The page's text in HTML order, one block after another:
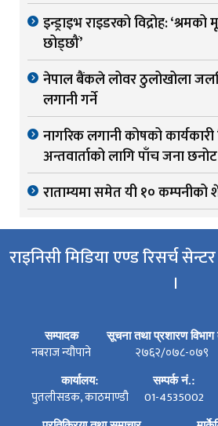
इन्ड्राइभ राइडरको विद्रोह:
छोड्छौं’
नेपाल बैंकले लोवर ठुलोखोला
लगानी गर्ने
नागरिक लगानी कोषको
अन्तवार्ताको लागि पाँच जना छनोट
राताम्यमा समेत यी १०
राइनिसी मिडिया एण्ड रिसर्च सेन्टर
।
सम्पादक
नबराज न्यौपाने
सूचना तथा प्रशारण विभाग
२७६२/०७८-०७९
कार्यालय:
पुतलीसडक, काठमाण्डौ
सम्पर्क नं.:
01-4535002